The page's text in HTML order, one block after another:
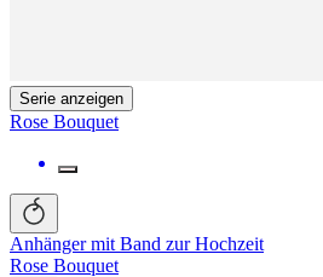
Serie anzeigen
Rose Bouquet
Anhänger mit Band zur Hochzeit
Rose Bouquet